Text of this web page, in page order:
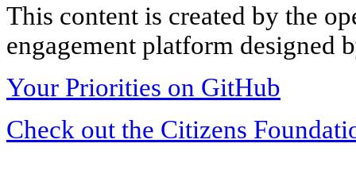
This content is created by the
engagement platform designed
Your Priorities on GitHub
Check out the Citizens